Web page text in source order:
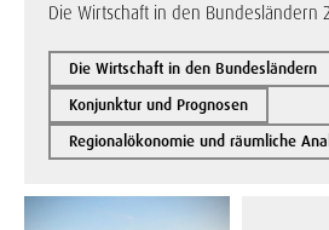
Die Wirtschaft in den Bundesländern
Die Wirtschaft in den Bundesländern
Konjunktur und Prognosen
Regionalökonomie und räumliche